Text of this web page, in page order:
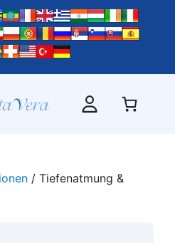
/ Tiefenatmung &